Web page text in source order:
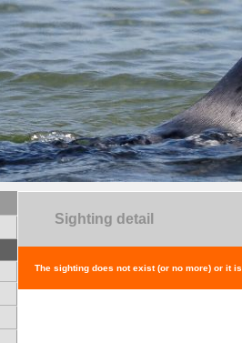
Sighting detail
The sighting does not exist (or no more) or it